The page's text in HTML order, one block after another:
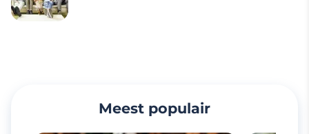
Meest populair